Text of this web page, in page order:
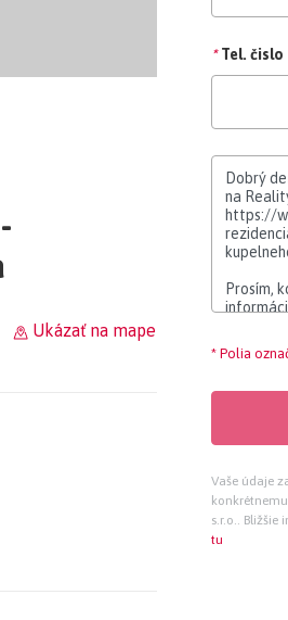
Ukázať na mape
* Tel. čislo
* Polia
Vaše údaje
s.r.o..
tu